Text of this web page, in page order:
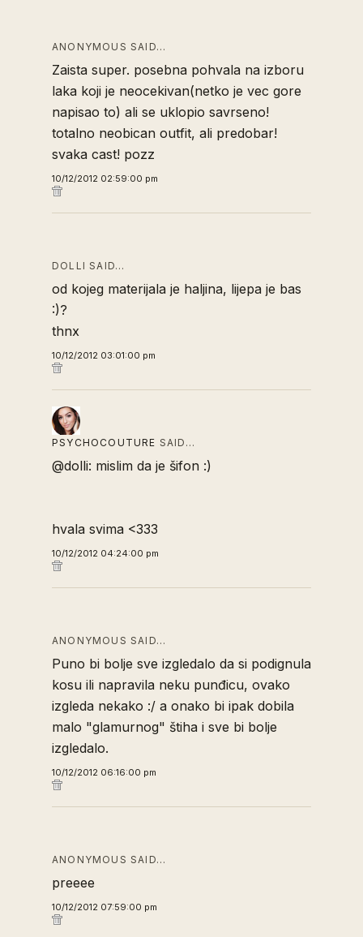
ANONYMOUS SAID…
Zaista super. posebna pohvala na izboru
laka koji je neocekivan(netko je vec gore
napisao to) ali se uklopio savrseno!
totalno neobican outfit, ali predobar!
svaka cast! pozz
10/12/2012 02:59:00 pm
DOLLI SAID…
od kojeg materijala je haljina, lijepa je bas
:)?
thnx
10/12/2012 03:01:00 pm
PSYCHOCOUTURE SAID…
@dolli: mislim da je šifon :)
hvala svima <333
10/12/2012 04:24:00 pm
ANONYMOUS SAID…
Puno bi bolje sve izgledalo da si podignula
kosu ili napravila neku punđicu, ovako
izgleda nekako :/ a onako bi ipak dobila
malo "glamurnog" štiha i sve bi bolje
izgledalo.
10/12/2012 06:16:00 pm
ANONYMOUS SAID…
preeee
10/12/2012 07:59:00 pm